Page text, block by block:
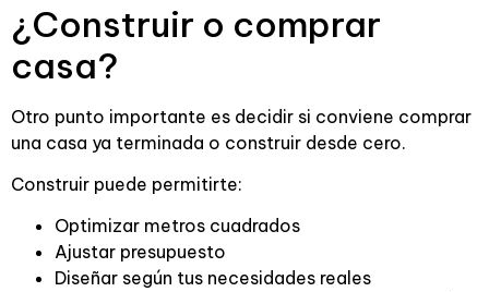
¿Construir o comprar
casa?
Otro punto importante es decidir si conviene comprar
una casa ya terminada o construir desde cero.
Construir puede permitirte:
Optimizar metros cuadrados
Ajustar presupuesto
Diseñar según tus necesidades reales